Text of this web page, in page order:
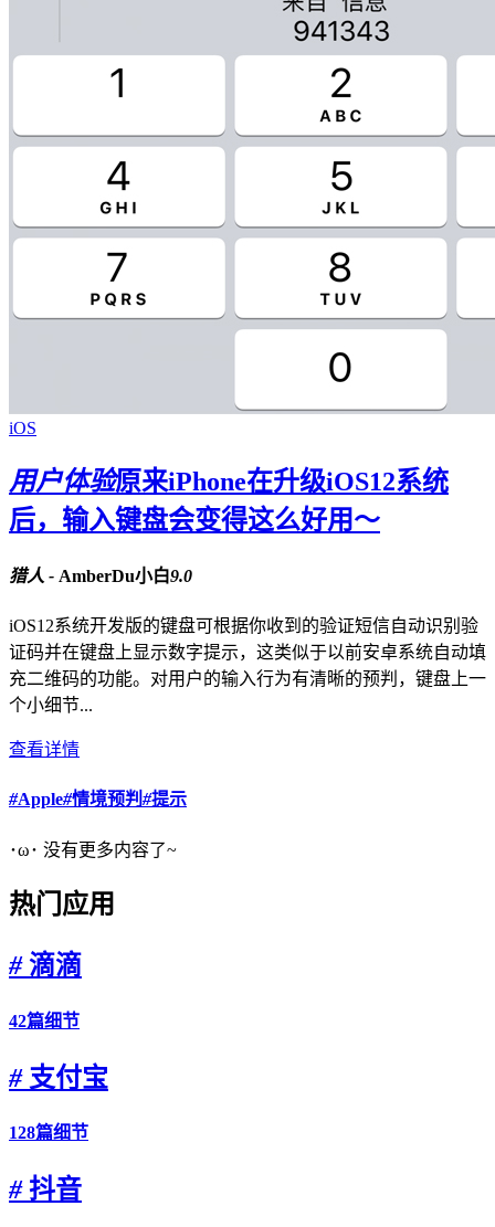
iOS
用户体验原来iPhone在升级iOS12系统
后，输入键盘会变得这么好用～
猎人 - AmberDu小白9.0
iOS12系统开发版的键盘可根据你收到的验证短信自动识别验
证码并在键盘上显示数字提示，这类似于以前安卓系统自动填
充二维码的功能。对用户的输入行为有清晰的预判，键盘上一
个小细节...
查看详情
#Apple#情境预判 #提示
･ω･ 没有更多内容了~
热门应用
#滴滴
42篇细节
#支付宝
128篇细节
#抖音